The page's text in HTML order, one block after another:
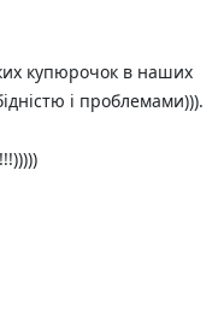
купюрочок в наших
і проблемами))).
)